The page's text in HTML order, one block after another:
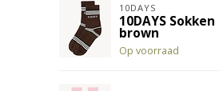
10DAYS
10DAYS
brown
Op voorraad